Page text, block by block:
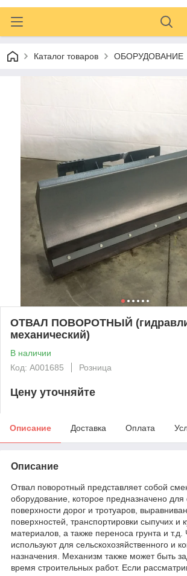
Каталог товаров ОБОРУДОВАНИЕ
ОТВАЛ ПОВОРОТНЫЙ
механический)
В наличии
Код: А001685
Розница
Цену уточняйте
Описание Доставка Оплата
Описание
Отвал поворотный представляет собой
оборудование, которое предназначено для
поверхности дорог и тротуаров,
поверхностей, транспортировки сыпучих и
материалов, а также переноса грунта и
используют для сельскохозяйственного и
назначения. Механизм также может быть
время строительных работ. Если